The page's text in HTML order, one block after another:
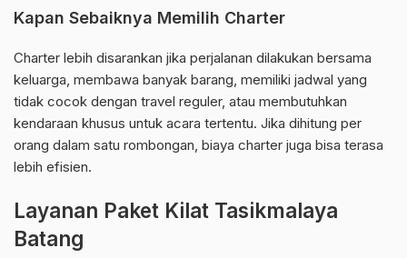
Kapan Sebaiknya Memilih Charter
Charter lebih disarankan jika perjalanan dilakukan bersama
keluarga, membawa banyak barang, memiliki jadwal yang
tidak cocok dengan travel reguler, atau membutuhkan
kendaraan khusus untuk acara tertentu. Jika dihitung per
orang dalam satu rombongan, biaya charter juga bisa terasa
lebih efisien.
Layanan Paket Kilat Tasikmalaya
Batang